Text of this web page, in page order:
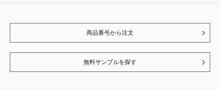
商品番号から注文
無料サンプルを探す